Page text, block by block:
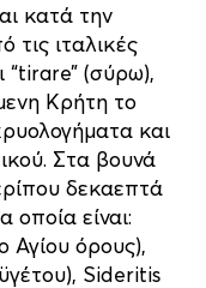
κατά την
τις ιταλικές
“tirare” (σύρω),
Κρήτη το
και
Στα βουνά
δεκαεπτά
οποία είναι:
Αγίου όρους),
Sideritis